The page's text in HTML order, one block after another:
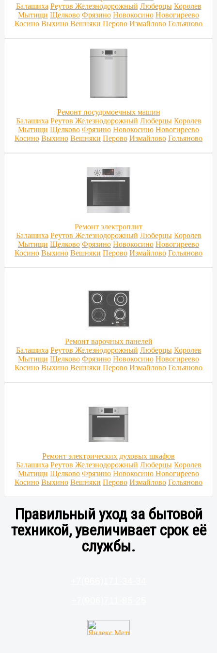
Балашиха Реутов Железнодорожный Люберцы Королев
Мытищи Щелково Фрязино Новокосино Новогиреево
Косино Выхино Вешняки Перово Измайлово Гольяново
Ремонт посудомоечных машин
Балашиха Реутов Железнодорожный Люберцы Королев
Мытищи Щелково Фрязино Новокосино Новогиреево
Косино Выхино Вешняки Перово Измайлово Гольяново
Ремонт электроплит
Балашиха Реутов Железнодорожный Люберцы Королев
Мытищи Щелково Фрязино Новокосино Новогиреево
Косино Выхино Вешняки Перово Измайлово Гольяново
Ремонт варочных панелей
Балашиха Реутов Железнодорожный Люберцы Королев
Мытищи Щелково Фрязино Новокосино Новогиреево
Косино Выхино Вешняки Перово Измайлово Гольяново
Ремонт электрических духовых шкафов
Балашиха Реутов Железнодорожный Люберцы Королев
Мытищи Щелково Фрязино Новокосино Новогиреево
Косино Выхино Вешняки Перово Измайлово Гольяново
Правильный уход за бытовой
техникой, увеличивает срок её
службы.
Современные варочные поверхности: особенности
Очистка и дезинфекция различных поверхностей
Духовой шкаф – как правильно ухаживать за
Посудомоечные машины: особенности ухода
Холодильник – правила ухода за техникой
Стиральные машины-автомат: правила ухода